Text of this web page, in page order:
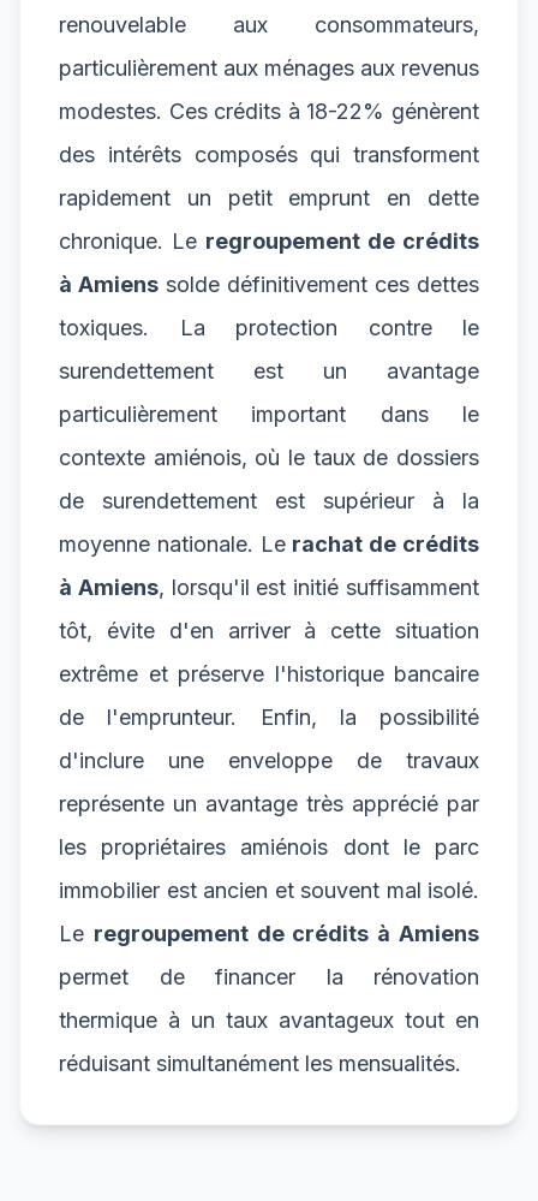
renouvelable aux consommateurs,
particulièrement aux ménages aux revenus
modestes. Ces crédits à 18-22% génèrent
des intérêts composés qui transforment
rapidement un petit emprunt en dette
chronique. Le regroupement de crédits
à Amiens solde définitivement ces dettes
toxiques. La protection contre le
surendettement est un avantage
particulièrement important dans le
contexte amiénois, où le taux de dossiers
de surendettement est supérieur à la
moyenne nationale. Le rachat de crédits
à Amiens, lorsqu'il est initié suffisamment
tôt, évite d'en arriver à cette situation
extrême et préserve l'historique bancaire
de l'emprunteur. Enfin, la possibilité
d'inclure une enveloppe de travaux
représente un avantage très apprécié par
les propriétaires amiénois dont le parc
immobilier est ancien et souvent mal isolé.
Le regroupement de crédits à Amiens
permet de financer la rénovation
thermique à un taux avantageux tout en
réduisant simultanément les mensualités.